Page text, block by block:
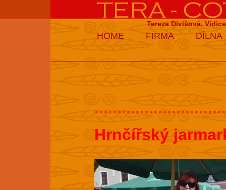
Tereza Divišová,
HOME FIRMA DÍLNA
Hrnčířský